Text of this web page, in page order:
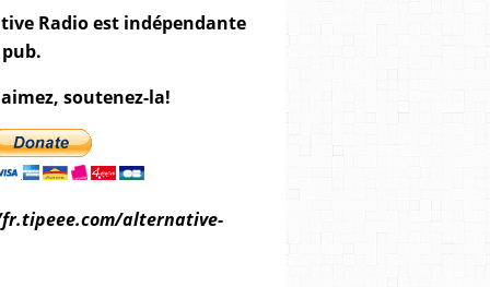
Radio est indépendante
soutenez-la!
alternative-